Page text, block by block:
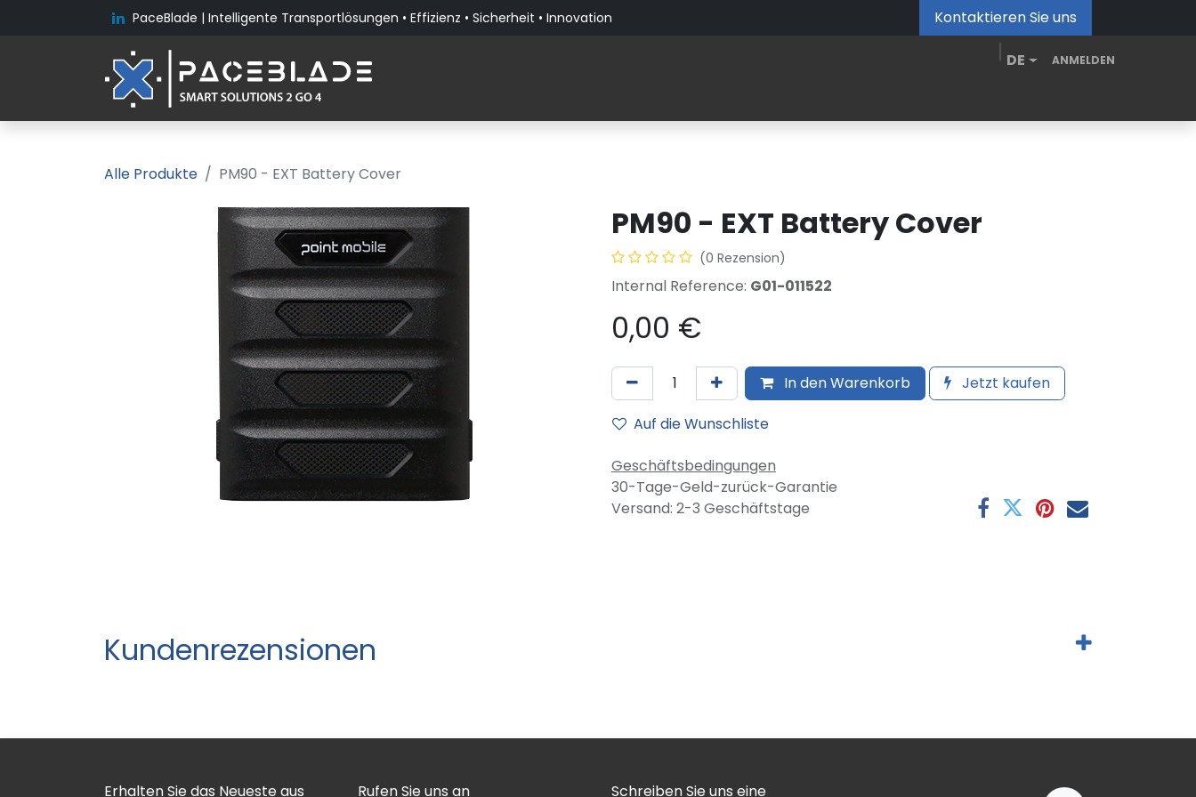
PaceBlade | Intelligente Transportlösungen • Effizienz • Sicherheit • Innovation Kontaktieren Sie uns
DE ANMELDEN
Alle Produkte PM90 - EXT Battery Cover
PM90 - EXT Battery Cover
(0 Rezension)
Internal Reference: G01-011522
0,00 €
In den Warenkorb
Jetzt kaufen
Auf die Wunschliste
Geschäftsbedingungen
30-Tage-Geld-zurück-Garantie
Versand: 2-3 Geschäftstage
Kundenrezensionen
Erhalten Sie das Neueste aus Rufen Sie uns an Schreiben Sie uns eine